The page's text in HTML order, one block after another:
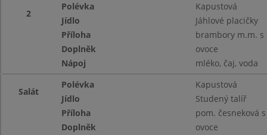
2
Polévka
Kapustová
Jídlo
Jáhlové placičky
Příloha
brambory m.m. s
Doplněk
ovoce
Nápoj
mléko, čaj, voda
Salát
Polévka
Kapustová
Jídlo
Studený talíř
Příloha
pom. česneková
Doplněk
ovoce